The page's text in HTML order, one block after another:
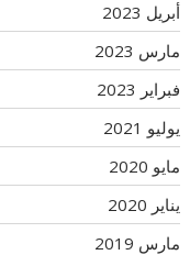
أبريل 2023
مارس 2023
فبراير 2023
يوليو 2021
مايو 2020
يناير 2020
مارس 2019